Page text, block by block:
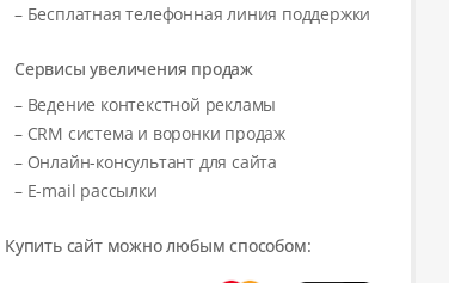
– Бесплатная телефонная линия поддержки
Сервисы увеличения продаж
– Ведение контекстной рекламы
– CRM система и воронки продаж
– Онлайн-консультант для сайта
– E-mail рассылки
Купить сайт можно любым способом: